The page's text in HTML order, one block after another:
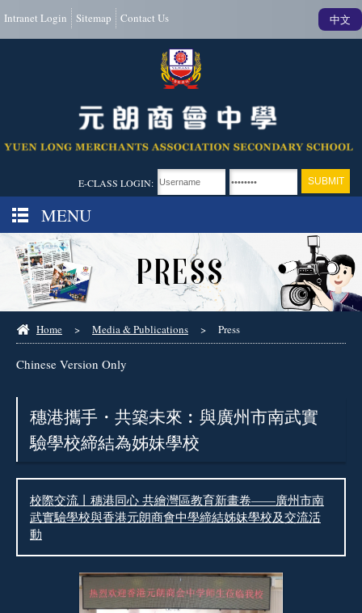
Intranet Login Sitemap Contact Us 中文
E-CLASS LOGIN:
MENU
Home > Media & Publications > Press
Chinese Version Only
穗港攜手・共築未來︰與廣州市南武實
驗學校締結為姊妹學校
校際交流丨穗港同心 共繪灣區教育新畫卷——廣州市南
武實驗學校與香港元朗商會中學締結姊妹學校及交流活
動